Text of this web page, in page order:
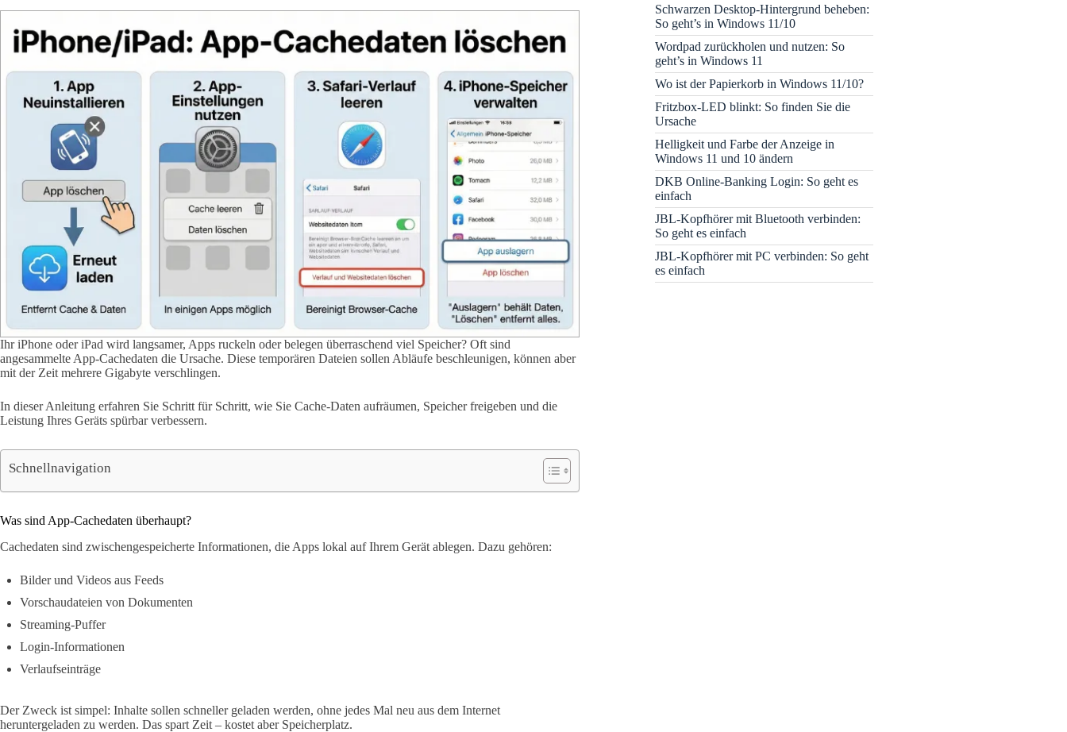
Ihr iPhone oder iPad wird langsamer, Apps ruckeln oder belegen überraschend viel Speicher? Oft sind
angesammelte App-Cachedaten die Ursache. Diese temporären Dateien sollen Abläufe beschleunigen, können aber
mit der Zeit mehrere Gigabyte verschlingen.
In dieser Anleitung erfahren Sie Schritt für Schritt, wie Sie Cache-Daten aufräumen, Speicher freigeben und die
Leistung Ihres Geräts spürbar verbessern.
Schnellnavigation
Was sind App-Cachedaten überhaupt?
Cachedaten sind zwischengespeicherte Informationen, die Apps lokal auf Ihrem Gerät ablegen. Dazu gehören:
Bilder und Videos aus Feeds
Vorschaudateien von Dokumenten
Streaming-Puffer
Login-Informationen
Verlaufseinträge
Der Zweck ist simpel: Inhalte sollen schneller geladen werden, ohne jedes Mal neu aus dem Internet
heruntergeladen zu werden. Das spart Zeit – kostet aber Speicherplatz.
Schwarzen Desktop-Hintergrund beheben:
So geht’s in Windows 11/10
Wordpad zurückholen und nutzen: So
geht’s in Windows 11
Wo ist der Papierkorb in Windows 11/10?
Fritzbox-LED blinkt: So finden Sie die
Ursache
Helligkeit und Farbe der Anzeige in
Windows 11 und 10 ändern
DKB Online-Banking Login: So geht es
einfach
JBL-Kopfhörer mit Bluetooth verbinden:
So geht es einfach
JBL-Kopfhörer mit PC verbinden: So geht
es einfach